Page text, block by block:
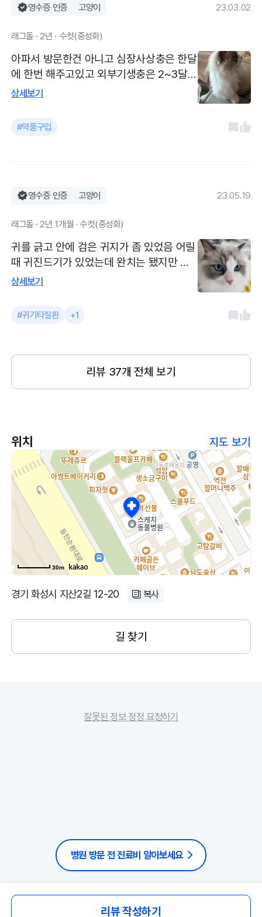
시설은 작은 편이나 의사 선생님이 친절하
영수증 인증 고양이 23.03.02
래그돌 · 2년 · 수컷(중성화)
아파서 방문한건 아니고 심장사상충은 한달
에 한번 해주고있고 외부기생충은 2~3달에
한번씩 하고 있어서 방문했어요 심장사상
충은 Bravecto cat으로 해줬어요 외부기생
충,심장사상충 약바르러 다녀왔어요. 사상
봐주시고 잘봐주세요
상세보기
#약품구입
영수증 인증 고양이 23.05.19
래그돌 · 2년 1개월 · 수컷(중성화)
귀를 긁고 안에 검은 귀지가 좀 있었음 어릴
때 귀진드기가 있었는데 완치는 됐지만 그
후로 한쪽귀에 귀지가 종종생김 달만아 진
이곳저곳 봐주셨는데 한쪽 귀가 귀지가 좀
있다고 하셔서 드레싱 해주셨어요 날이 더
다고 하시더라고요. 항상 꼼꼼하고 친절히
봐주셔서 믿고 다닙니다 병원은 작지만 선
생님이 친절하고 잘봐주세요
상세보기
#귀기타질환 +1
리뷰 37개 전체 보기
위치 지도 보기
30m
경기 화성시 지산2길 12-20 복사
길 찾기
잘못된 정보 정정 요청하기
병원 방문 전 진료비 알아보세요
리뷰 작성하기